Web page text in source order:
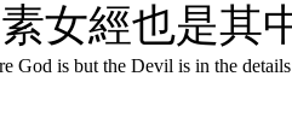
女經也是其
God is but the Devil is in the details